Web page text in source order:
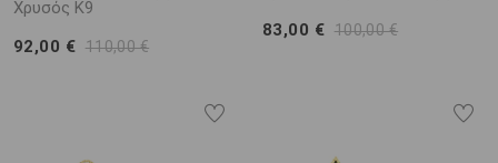
Χρυσός Κ9
92,00 € 110,00 €
83,00 € 100,00 €